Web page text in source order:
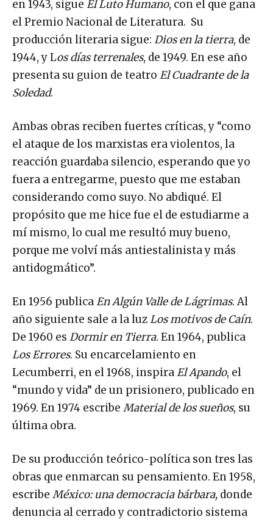
en 1943, sigue El Luto Humano, con el que gana
el Premio Nacional de Literatura. Su
producción literaria sigue: Dios en la tierra, de
1944, y Los días terrenales, de 1949. En ese año
presenta su guion de teatro El Cuadrante de la
Soledad.
Ambas obras reciben fuertes críticas, y “como
el ataque de los marxistas era violentos, la
reacción guardaba silencio, esperando que yo
fuera a entregarme, puesto que me estaban
considerando como suyo. No abdiqué. El
propósito que me hice fue el de estudiarme a
mí mismo, lo cual me resultó muy bueno,
porque me volví más antiestalinista y más
antidogmático”.
En 1956 publicaEn Algún Valle de Lágrimas. Al
año siguiente sale a la luzLos motivos de Caín.
De 1960 es Dormir en Tierra. En 1964, publica
Los Errores. Su encarcelamiento en
Lecumberri, en el 1968, inspiraEl Apando, el
“mundo y vida” de un prisionero, publicado en
1969. En 1974 escribe Material de los sueños, su
última obra.
De su producción teórico-política son tres las
obras que enmarcan su pensamiento. En 1958,
escribe México: una democracia bárbara, donde
denuncia al cerrado y contradictorio sistema